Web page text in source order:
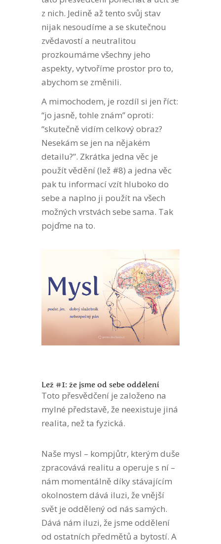
z nich. Jedině až tento svůj stav
nijak nesoudíme a se skutečnou
zvědavostí a neutralitou
prozkoumáme všechny jeho
aspekty, vytvoříme prostor pro to,
abychom se změnili.
A mimochodem, je rozdíl si jen říct:
“jo jasně, tohle znám” oproti:
“skutečně vidím celkový obraz?
Nesekám se jen na nějakém
detailu?”. Zkrátka jedna věc je
použít vědění (lež #8) a jedna věc
pak tu informací vzít hluboko do
sebe a naplno ji použít na všech
možných vrstvách sebe sama. Tak
pojďme na to.
Lež #1: že jsme od sebe oddělení
Toto přesvědčení je založeno na
mylné představě, že neexistuje jiná
realita, než ta fyzická.
Naše mysl – kompjůtr, kterým duše
zpracovává realitu a operuje s ní –
nám momentálně díky stávajícím
okolnostem dává iluzi, že vnější
svět je oddělený od nás samých.
Dává nám iluzi, že jsme oddělení
od ostatních předmětů a bytostí. A